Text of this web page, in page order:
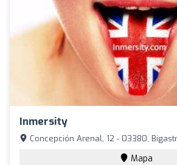
Inmersity
Concepción Arenal, 12 - 03380,
Mapa